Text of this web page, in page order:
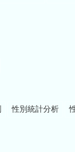
性別統計分析